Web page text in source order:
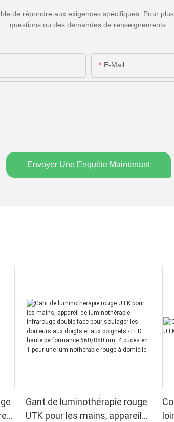
de répondre aux exigences spécifiques. Pour
questions ou des demandes de renseignements.
E-Mail
Envoyer Une Enquête Maintenant
Gant de luminothérapie rouge
UTK pour les mains, appareil